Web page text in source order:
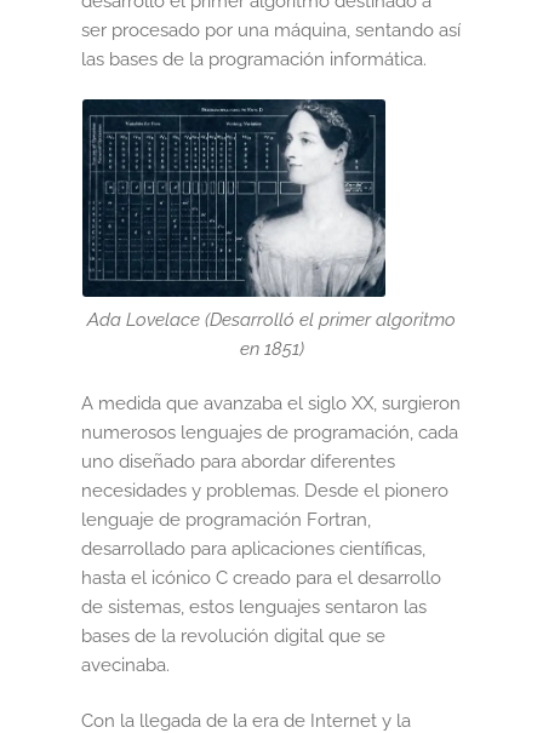
Newsletter
Política de Privacidad y Condiciones de Uso
PREGUNTAS FRECUENTES
Sumate a la comunidad Artcombo
Sumate al sorteo Artcombo
Suscríbete a la newsletter de Marcombo
Suscripción
Test Formulario
ser procesado por una máquina, sentando así
las bases de la programación informática.
Ada Lovelace (Desarrolló el primer algoritmo
en 1851)
A medida que avanzaba el siglo XX, surgieron
numerosos lenguajes de programación, cada
uno diseñado para abordar diferentes
necesidades y problemas. Desde el pionero
lenguaje de programación Fortran,
desarrollado para aplicaciones científicas,
hasta el icónico C creado para el desarrollo
de sistemas, estos lenguajes sentaron las
bases de la revolución digital que se
avecinaba.
Con la llegada de la era de Internet y la